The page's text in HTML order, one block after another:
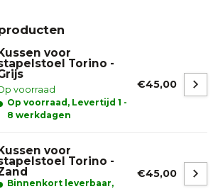
voor
Torino -
voorraad
Op voorraad, Levertijd 1 -
8 werkdagen
€45,00
voor
Torino -
Binnenkort leverbaar,
€45,00